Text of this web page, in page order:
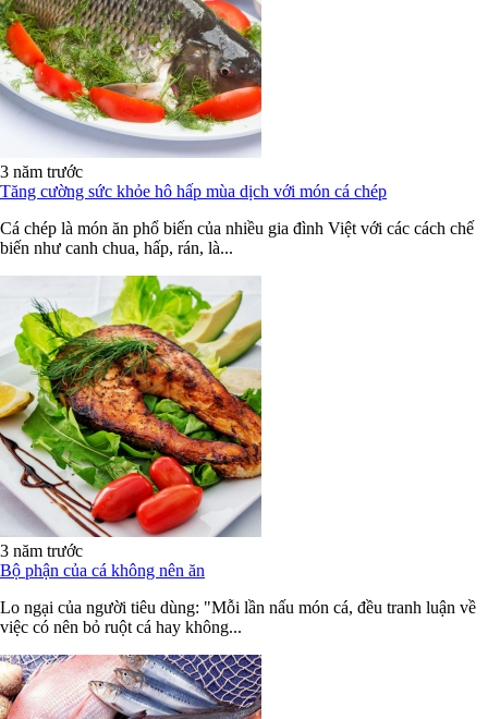
3 năm trước
Tăng cường sức khỏe hô hấp mùa dịch với món cá chép
Cá chép là món ăn phổ biến của nhiều gia đình Việt với các cách chế
biến như canh chua, hấp, rán, là...
3 năm trước
Bộ phận của cá không nên ăn
Lo ngại của người tiêu dùng: "Mỗi lần nấu món cá, đều tranh luận về
việc có nên bỏ ruột cá hay không...